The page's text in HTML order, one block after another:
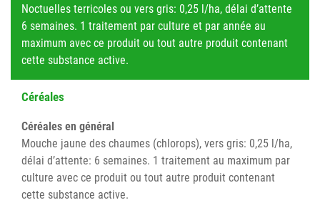
Noctuelles terricoles ou vers gris: 0,25 l/ha, délai d’attente
6 semaines. 1 traitement par culture et par année au
maximum avec ce produit ou tout autre produit contenant
cette substance active.
Céréales
Céréales en général
Mouche jaune des chaumes (chlorops), vers gris: 0,25 l/ha,
délai d’attente: 6 semaines. 1 traitement au maximum par
culture avec ce produit ou tout autre produit contenant
cette substance active.